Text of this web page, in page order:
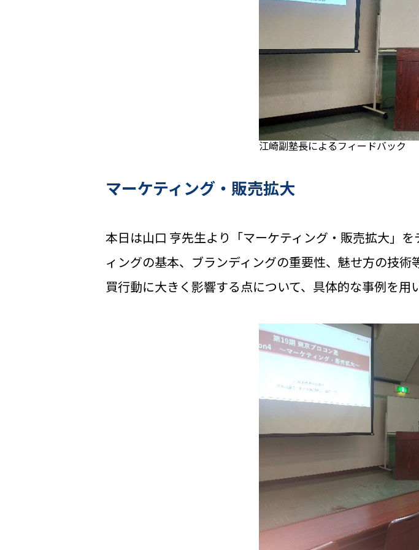
江崎副塾長によるフィードバック
マーケティング・販売拡大
本日は山口 亨先生より「マーケティング・販売拡大」
ィングの基本、ブランディングの重要性、魅せ方の技
買行動に大きく影響する点について、具体的な事例を用